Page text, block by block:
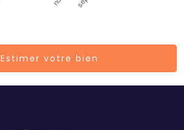
Estimer votre bien